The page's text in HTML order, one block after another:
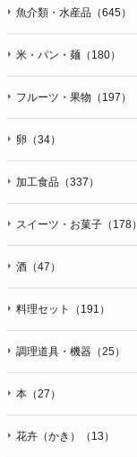
魚介類・水産品（645）
米・パン・麺（180）
フルーツ・果物（197）
卵（34）
加工食品（337）
スイーツ・お菓子（178）
酒（47）
料理セット（191）
調理道具・機器（25）
本（27）
花卉（かき）（13）